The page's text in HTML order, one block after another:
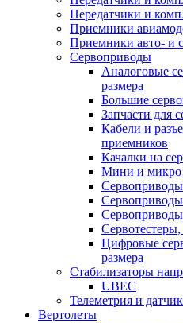
Передатчики и
Приемники
Приемники авто- и
Сервоприводы
Аналоговые
размера
Большие
Запчасти для
Кабели и
приемников
Качалки на
Мини и микро
Сервоприводы
Сервоприводы
Цифровые
размера
Стабилизаторы
UBEC
Телеметрия и
Вертолеты